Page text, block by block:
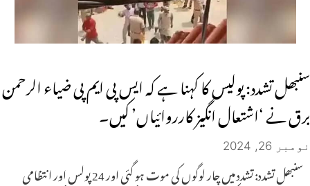
سنبھل تشدد: پولیس کا کہنا ہے کہ ایس پی ایم پی ضیاء الرحمن
برق نے ‘اشتعال انگیز کارروائیاں’ کیں۔
نومبر 26, 2024
سنبھل تشدد: تشدد میں چار لوگوں کی موت ہو گئی اور 24 پولس اور انتظامی